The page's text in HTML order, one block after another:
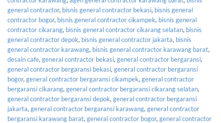
general contractor, bisnis general contractor bekasi, bisnis general
contractor bogor, bisnis general contractor cikampek, bisnis general
contractor cikarang, bisnis general contractor cikarang selatan, bisnis
general contractor depok, bisnis general contractor jakarta, bisnis
general contractor karawang, bisnis general contractor karawang barat,
desain cafe, general contractor bekasi, general contractor bergaransi,
general contractor bergaransi bekasi, general contractor bergaransi
bogor, general contractor bergaransi cikampek, general contractor
bergaransi cikarang, general contractor bergaransi cikarang selatan,
general contractor bergaransi depok, general contractor bergaransi
jakarta, general contractor bergaransi karawang, general contractor
bergaransi karawang barat, general contractor bogor, general contractor